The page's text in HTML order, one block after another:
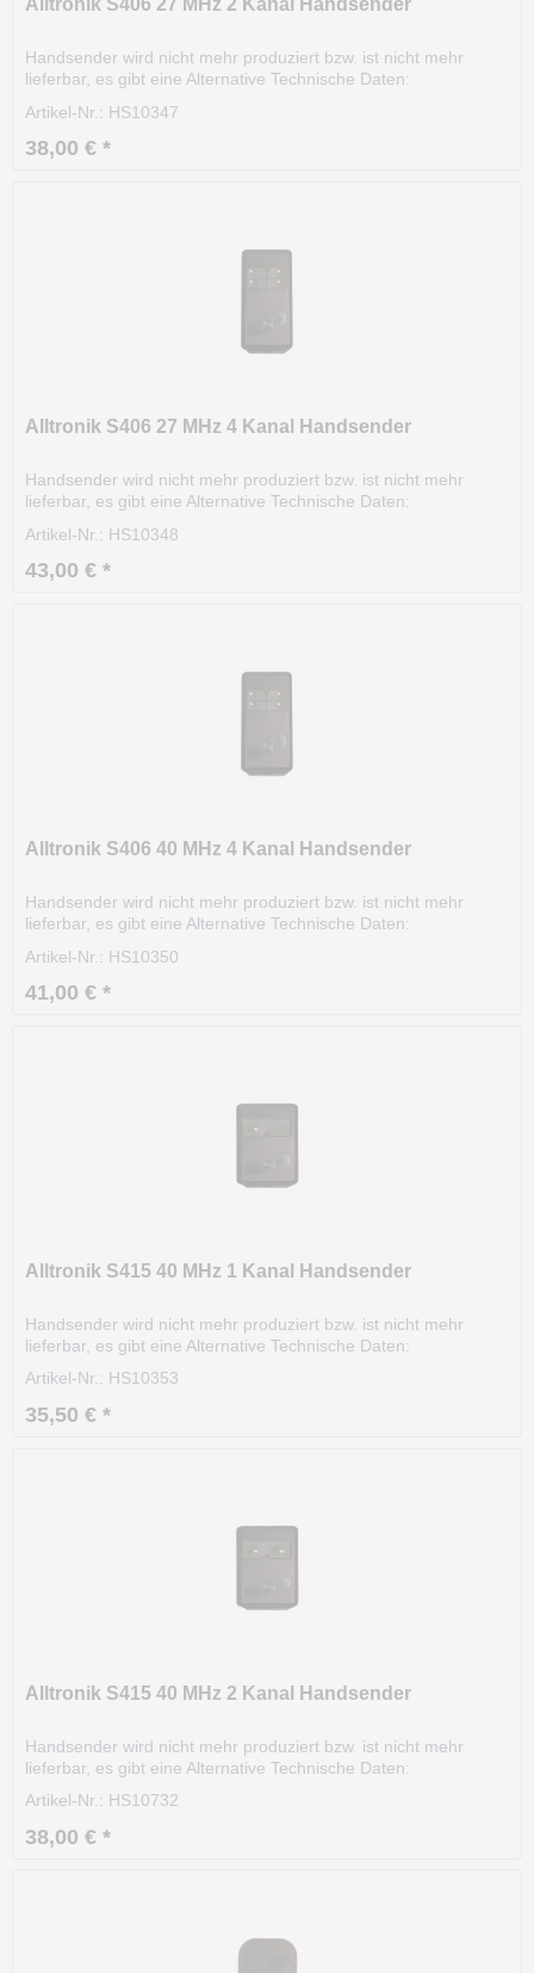
Handsender wird nicht mehr produziert bzw. ist nicht mehr
lieferbar, es gibt eine Alternative Technische Daten:
Schalter Gehäusefarbe: grau Tastenfarbe: grau Größe: 105 x
60 x 30 mm Unsere alte Artikelnummer: 2485
Artikel-Nr.: HS10347
38,00 € *
Alltronik S406 27 MHz 4 Kanal Handsender
Handsender wird nicht mehr produziert bzw. ist nicht mehr
lieferbar, es gibt eine Alternative Technische Daten:
Schalter Gehäusefarbe: grau Tastenfarbe: grau Größe: 105 x
60 x 30 mm Unsere alte Artikelnummer: 2486
Artikel-Nr.: HS10348
43,00 € *
Alltronik S406 40 MHz 4 Kanal Handsender
Handsender wird nicht mehr produziert bzw. ist nicht mehr
lieferbar, es gibt eine Alternative Technische Daten:
Schalter Gehäusefarbe: grau Tastenfarbe: grau Größe: 105 x
60 x 30 mm Unsere alte Artikelnummer: 2488
Artikel-Nr.: HS10350
41,00 € *
Alltronik S415 40 MHz 1 Kanal Handsender
Handsender wird nicht mehr produziert bzw. ist nicht mehr
lieferbar, es gibt eine Alternative Technische Daten:
Schalter Gehäusefarbe: grau Tastenfarbe: grau Größe: 70 x 40
x 20 mm Unsere alte Artikelnummer: 2489
Artikel-Nr.: HS10353
35,50 € *
Alltronik S415 40 MHz 2 Kanal Handsender
Handsender wird nicht mehr produziert bzw. ist nicht mehr
lieferbar, es gibt eine Alternative Technische Daten:
Schalter Gehäusefarbe: grau Tastenfarbe: grau Größe: 70 x 40
x 20 mm Unsere alte Artikelnummer: 2542
Artikel-Nr.: HS10732
38,00 € *